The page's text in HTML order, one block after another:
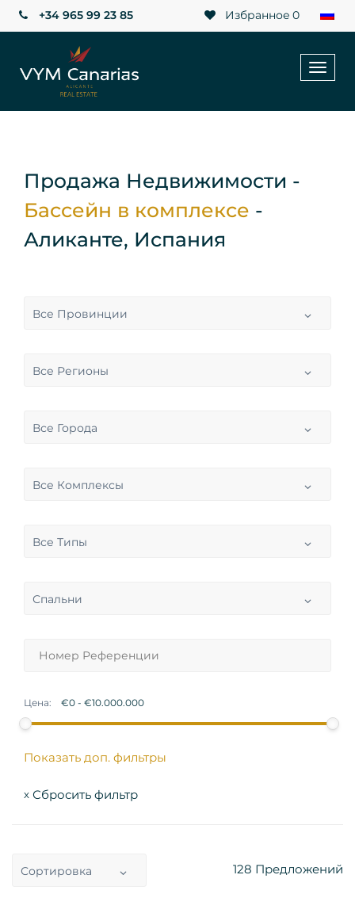
Избранное 0
+34 965 99 23 85
Продажа Недвижимости -
Бассейн в комплексе -
Аликанте, Испания
Все Провинции
Все Регионы
Все Города
Все Комплексы
Все Типы
Спальни
Цена:
Показать доп. фильтры
x Сбросить фильтр
Сортировка 128 Предложений